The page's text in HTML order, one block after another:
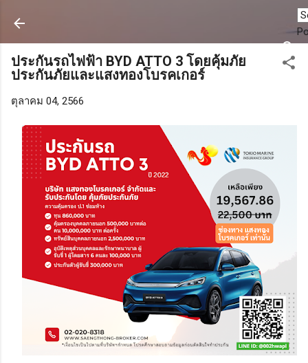
ประกันรถไฟฟ้า BYD ATTO 3 โดยคุ้มภัย
ประกันภัยและแสงทองโบรคเกอร์
ตุลาคม 04, 2566